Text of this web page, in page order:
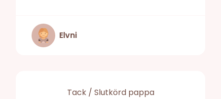
Elvni
Tack / Slutkörd pappa